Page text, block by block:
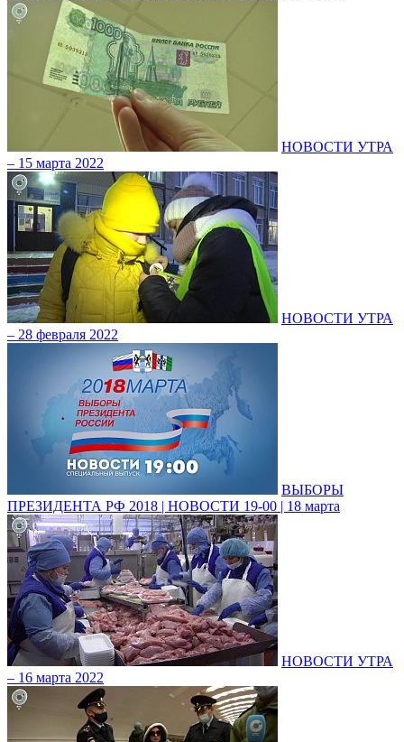
НОВОСТИ УТРА
– 15 марта 2022
НОВОСТИ УТРА
– 28 февраля 2022
ВЫБОРЫ
ПРЕЗИДЕНТА РФ 2018 | НОВОСТИ 19-00 | 18 марта
НОВОСТИ УТРА
– 16 марта 2022